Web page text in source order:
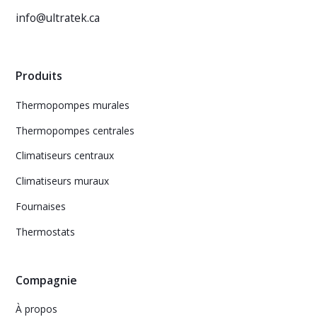
info@ultratek.ca
Produits
Thermopompes murales
Thermopompes centrales
Climatiseurs centraux
Climatiseurs muraux
Fournaises
Thermostats
Compagnie
À propos